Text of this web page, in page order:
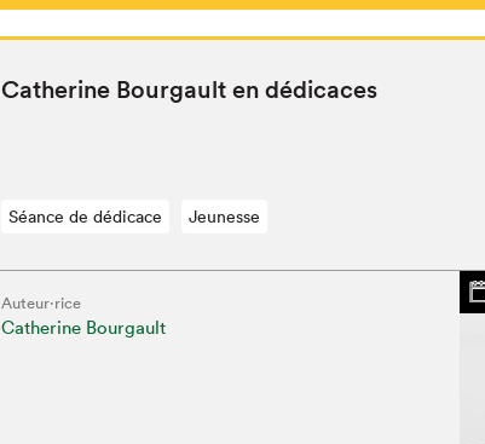
Cather­ine Bour­gault en dédicaces
Séance de dédicace Jeunesse
Auteur·rice
Catherine Bourgault